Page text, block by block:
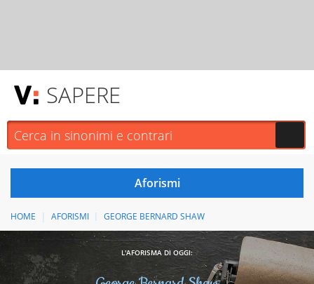
SAPERE
HOME AFORISMI GEORGE BERNARD SHAW
L'AFORISMA DI OGGI: